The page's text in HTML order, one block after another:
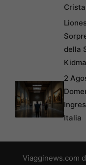
della
2
Italia
Viagginews.com